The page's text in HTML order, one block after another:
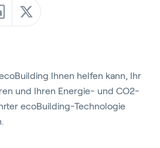
Priva
Ihnen helfen kann, Ihr
und Ihren Energie- und CO2-
ecoBuilding-Technologie